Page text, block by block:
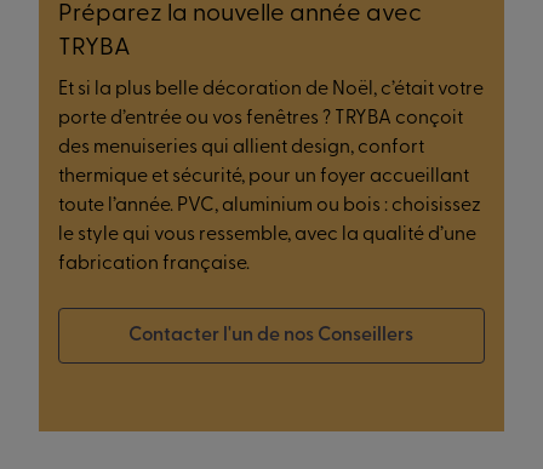
Préparez la nouvelle année avec
TRYBA
Et si la plus belle décoration de Noël, c’était votre
porte d’entrée ou vos fenêtres ? TRYBA conçoit
des menuiseries qui allient design, confort
thermique et sécurité, pour un foyer accueillant
toute l’année. PVC, aluminium ou bois : choisissez
le style qui vous ressemble, avec la qualité d’une
fabrication française.
Contacter l'un de nos Conseillers